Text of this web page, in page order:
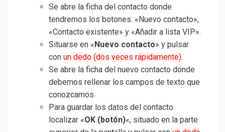
Se abre la ficha del contacto donde
tendremos los botones: «Nuevo contacto»,
«Contacto existente» y «Añadir a lista VIP».
Situarse en « Nuevo contacto» y pulsar
con un dedo (dos veces rápidamente).
Se abre la ficha del nuevo contacto donde
debemos rellenar los campos de texto que
conozcamos.
Para guardar los datos del contacto
localizar «OK (botón)«, situado en la parte